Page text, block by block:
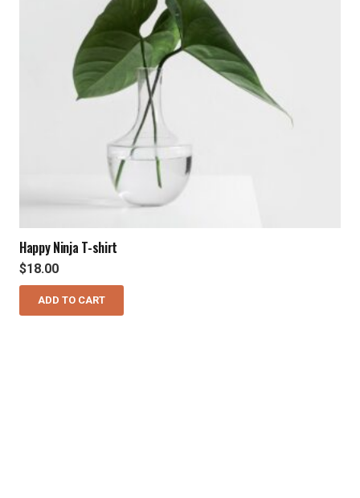
Happy Ninja T-shirt
$18.00
ADD TO CART